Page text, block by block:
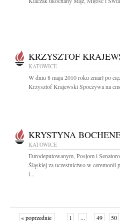
KRZYSZTOF
KATOWICE
W dniu 8 maja 2010 roku zmarł po
Krzysztof Krajewski Spoczywa na
KRYSTYNA
KATOWICE
Eurodeputowanym, Posłom i
Śląskiej za uczestnictwo w ceremonii
i...
« poprzednie 1 ... 49 50